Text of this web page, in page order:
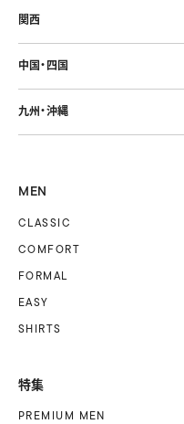
関西
中国・四国
九州・沖縄
MEN
CLASSIC
COMFORT
FORMAL
EASY
SHIRTS
特集
PREMIUM MEN